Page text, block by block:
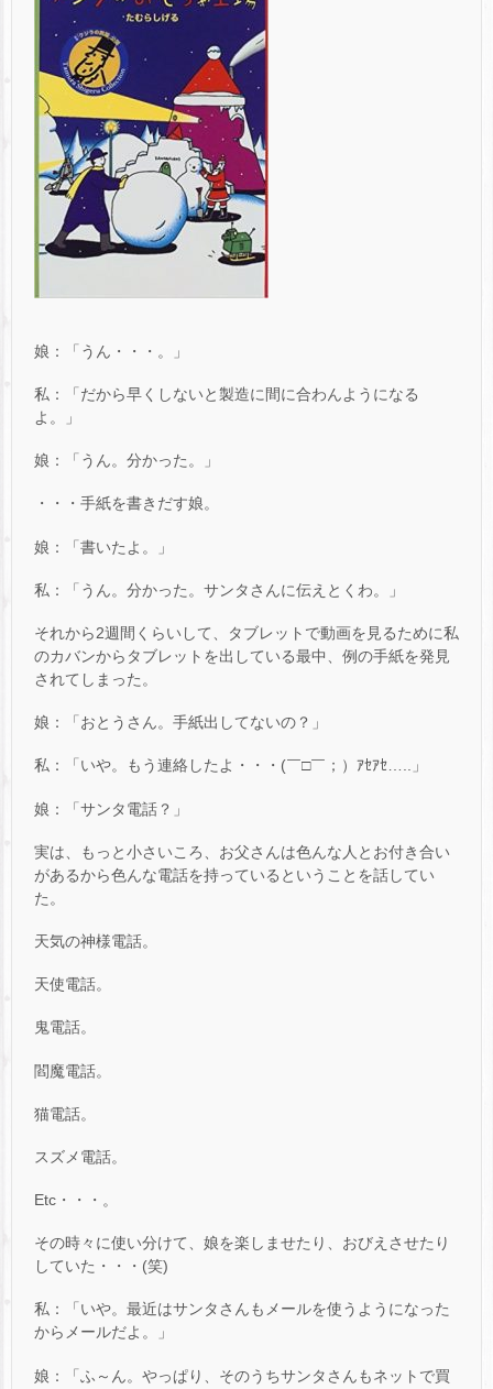
娘：「うん・・・。」
私：「だから早くしないと製造に間に合わんようになる
よ。」
娘：「うん。分かった。」
・・・手紙を書きだす娘。
娘：「書いたよ。」
私：「うん。分かった。サンタさんに伝えとくわ。」
それから2週間くらいして、タブレットで動画を見るために私
のカバンからタブレットを出している最中、例の手紙を発見
されてしまった。
娘：「おとうさん。手紙出してないの？」
私：「いや。もう連絡したよ・・・(￣□￣；）ｱｾｱｾ…..」
娘：「サンタ電話？」
実は、もっと小さいころ、お父さんは色んな人とお付き合い
があるから色んな電話を持っているということを話してい
た。
天気の神様電話。
天使電話。
鬼電話。
閻魔電話。
猫電話。
スズメ電話。
Etc・・・。
その時々に使い分けて、娘を楽しませたり、おびえさせたり
していた・・・(笑)
私：「いや。最近はサンタさんもメールを使うようになった
からメールだよ。」
娘：「ふ～ん。やっぱり、そのうちサンタさんもネットで買